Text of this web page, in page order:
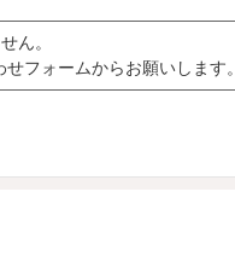
ん。
フォームからお願いします。